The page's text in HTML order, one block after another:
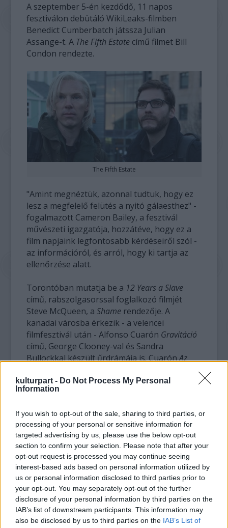
kulturpart - Do Not Process My Personal
Information
If you wish to opt-out of the sale, sharing to third parties, or
processing of your personal or sensitive information for
targeted advertising by us, please use the below opt-out
section to confirm your selection. Please note that after your
opt-out request is processed you may continue seeing
interest-based ads based on personal information utilized by
us or personal information disclosed to third parties prior to
your opt-out. You may separately opt-out of the further
disclosure of your personal information by third parties on the
IAB’s list of downstream participants. This information may
also be disclosed by us to third parties on the IAB’s List of
A szeptember 5-én kezdődő, 11 napos
fesztiválon debütáló WikiLeaks-filmben
Benedict Cumberbatch játssza Julian
Assange-t. A The Fifth Estate című filmet Bill
Condon rendezte.
The Fifth Estate
"Amint megnéztük, azonnal tudtuk, hogy ez
lesz a megfelelő felütés a nyitó gálaesthez" -
fogalmazott Cameron Bailey, a fesztivál
művészeti igazgatója, hozzátéve, hogy ez a
film napjaink legfontosabb kérdéseiről szól -
az információról, és arról, hogy ki tartja az
ellenőrzése alatt.
Torontóban mutatja be a 12 Years a Slave
című, rabszolgasorssal foglalkozó filmjét
Steve McQueen, aShame rendezője. A
kanadai városba érkezik - a velencei
filmfesztivál után - Alfonso Cuarón Gravitáció
című, George Clooney-val és Sandra
Bullockkal készült űrdrámája is. CuarónAz
először jelentkezik új munkával. A brit Ralph
Fiennes a
filmesek, köztük Don McKellar, Atom Egoyan
és Jean-Marc Vallée is képviseltetik magukat
friss produkcióikkal.